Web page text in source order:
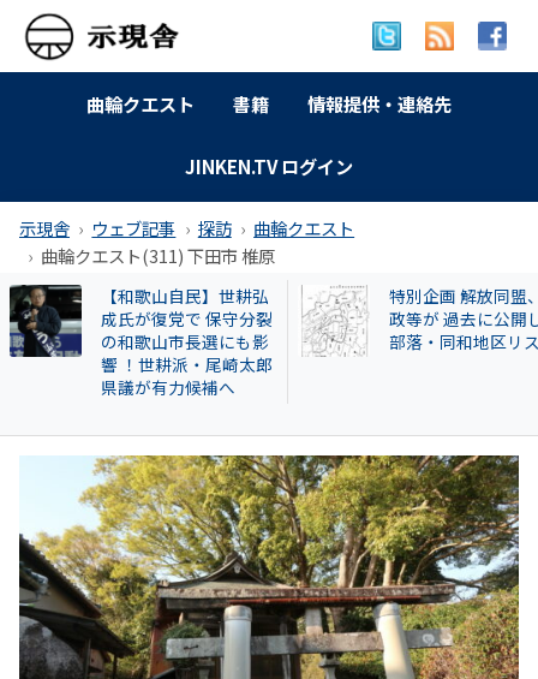
曲輪クエスト 書籍 情報提供・連絡先
JINKEN.TV ログイン
示現舎 ウェブ記事 探訪
曲輪クエスト
曲輪クエスト(311) 下田市 椎原
特別企画 解放同盟、行
政等が 過去に公開した
部落・同和地区リスト
曲輪クエスト(462)
本町広瀬